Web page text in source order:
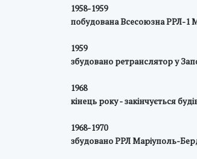
1958-1959
побудована Всесоюзна РРЛ-1
1959
збудовано ретранслятор у
1968
кінець року - закінчується
1968-1970
збудовано РРЛ Маріуполь-